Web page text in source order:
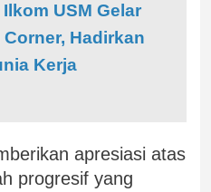
USM Gelar
Hadirkan
Kerja
apresiasi atas
progresif yang